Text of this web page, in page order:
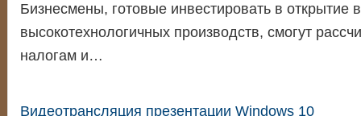
Бизнесмены, готовые инвестировать в открытие
высокотехнологичных производств, смогут
налогам и…
Видеотрансляция презентации Windows 10